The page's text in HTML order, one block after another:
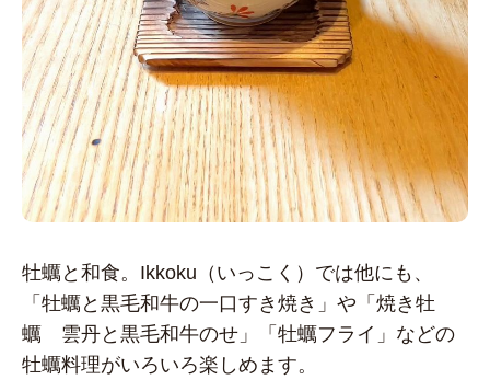
牡蠣と和食。Ikkoku（いっこく）では他にも、
「牡蠣と黒毛和牛の一口すき焼き」や「焼き牡
蠣 雲丹と黒毛和牛のせ」「牡蠣フライ」などの
牡蠣料理がいろいろ楽しめます。